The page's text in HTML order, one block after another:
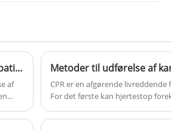
og kundens
elementer. Og med kundens
vil vi foretage ændringer, indtil
deres krav og forventninger.
2026 Global First Aid Kit Market Standards: Er din leverandør fuldt ud kompatibel?
af
Metoder til udførelse af
CPR er en afgørende
For det første kan hjertestop
respiration opretholder